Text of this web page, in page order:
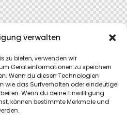
verwalten
zu bieten, verwenden wir
Geräteinformationen zu speichern
Wenn du diesen Technologien
wie das Surfverhalten oder eindeutige
Wenn du deine Einwillligung
können bestimmte Merkmale und